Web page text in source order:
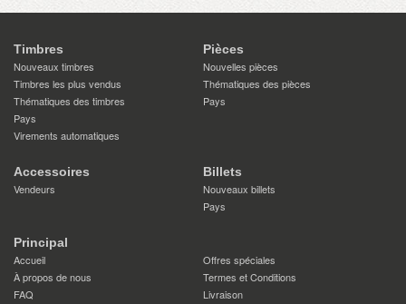
Timbres
Nouveaux timbres
Timbres les plus vendus
Thématiques des timbres
Pays
Virements automatiques
Pièces
Nouvelles pièces
Thématiques des pièces
Pays
Accessoires
Vendeurs
Billets
Nouveaux billets
Pays
Principal
Accueil
Offres spéciales
À propos de nous
Termes et Conditions
FAQ
Livraison